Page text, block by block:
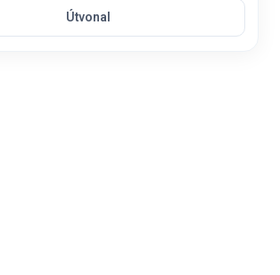
Útvonal